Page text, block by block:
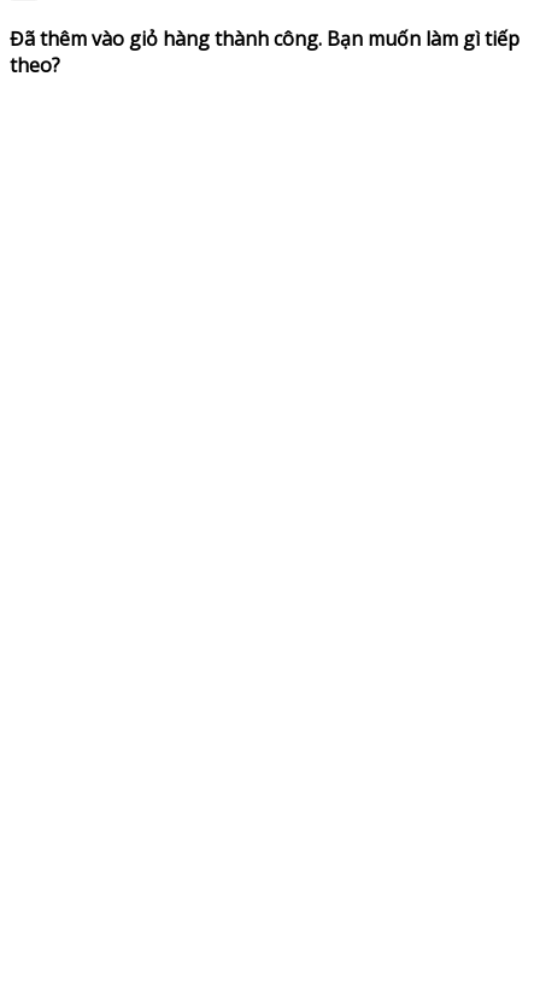
Đã thêm vào giỏ hàng thành công. Bạn muốn làm gì tiếp
theo?